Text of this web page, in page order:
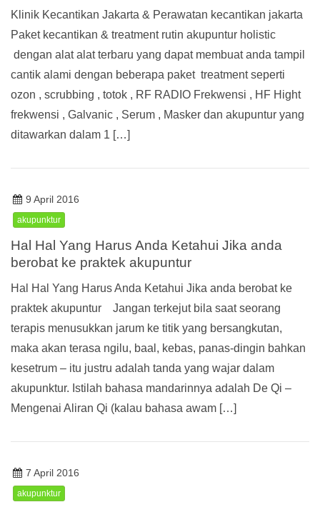
Klinik Kecantikan Jakarta & Perawatan kecantikan jakarta
Paket kecantikan & treatment rutin akupuntur holistic
dengan alat alat terbaru yang dapat membuat anda tampil
cantik alami dengan beberapa paket treatment seperti
ozon , scrubbing , totok , RF RADIO Frekwensi , HF Hight
frekwensi , Galvanic , Serum , Masker dan akupuntur yang
ditawarkan dalam 1 […]
9 April 2016
akupunktur
Hal Hal Yang Harus Anda Ketahui Jika anda
berobat ke praktek akupuntur
Hal Hal Yang Harus Anda Ketahui Jika anda berobat ke
praktek akupuntur Jangan terkejut bila saat seorang
terapis menusukkan jarum ke titik yang bersangkutan,
maka akan terasa ngilu, baal, kebas, panas-dingin bahkan
kesetrum – itu justru adalah tanda yang wajar dalam
akupunktur. Istilah bahasa mandarinnya adalah De Qi –
Mengenai Aliran Qi (kalau bahasa awam […]
7 April 2016
akupunktur